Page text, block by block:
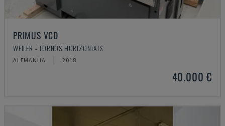
PRIMUS VCD
WEILER - TORNOS HORIZONTAIS
ALEMANHA 2018
40.000 €